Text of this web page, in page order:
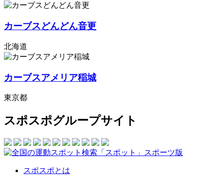
カーブスどんどん音更
北海道
カーブスアメリア稲城
東京都
スポスポグループサイト
スポスポとは